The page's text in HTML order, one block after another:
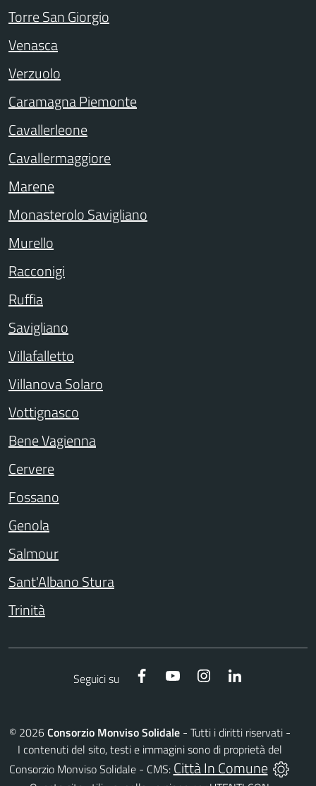
Torre San Giorgio
Venasca
Verzuolo
Caramagna Piemonte
Cavallerleone
Cavallermaggiore
Marene
Monasterolo Savigliano
Murello
Racconigi
Ruffia
Savigliano
Villafalletto
Villanova Solaro
Vottignasco
Bene Vagienna
Cervere
Fossano
Genola
Salmour
Sant'Albano Stura
Trinità
Seguici su FacebookYouTubeInstagram
© 2026Consorzio Monviso Solidale- Tutti i diritti riservati -
I contenuti del sito, testi e immagini sono di proprietà del
Consorzio Monviso Solidale - CMS: Città In Comune